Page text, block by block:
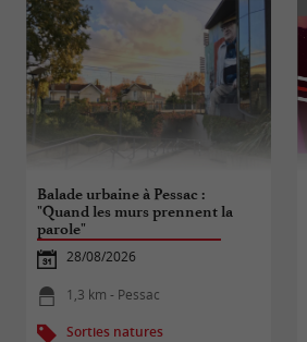
Balade urbaine à Pessac :
"Quand les murs prennent la
parole"
28/08/2026
1,3 km - Pessac
Sorties natures